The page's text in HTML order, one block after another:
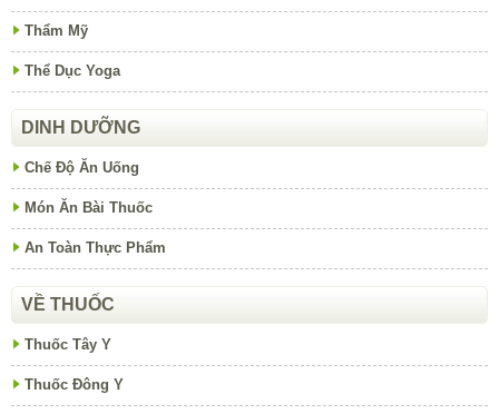
Thẩm Mỹ
Thể Dục Yoga
DINH DƯỠNG
Chế Độ Ăn Uống
Món Ăn Bài Thuốc
An Toàn Thực Phẩm
VỀ THUỐC
Thuốc Tây Y
Thuốc Đông Y